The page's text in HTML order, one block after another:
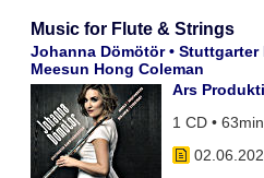
Music for Flute & Strings
Johanna Dömötör • Stuttgarter
Meesun Hong Coleman
Ars
1 CD •